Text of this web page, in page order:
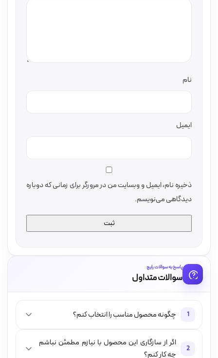
نام
ایمیل
ذخیره نام، ایمیل و وبسایت من در مرورگر برای زمانی که دوباره
دیدگاهی می‌نویسم.
پاسخ به سوالات رایج
سوالات متداول
1 چگونه محصول مناسب را انتخاب کنم؟
2
اگر از سازگاری این محصول با نیازم مطمئن نباشم
چه کار کنم؟